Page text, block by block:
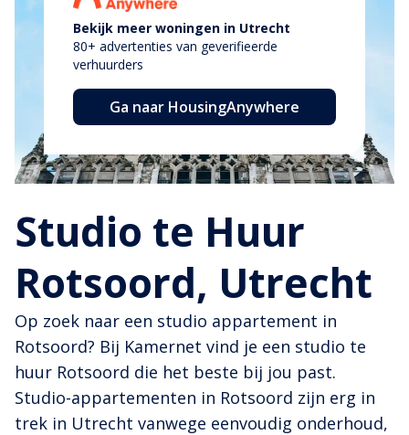
Bekijk meer woningen in Utrecht
80+ advertenties van geverifieerde
verhuurders
Ga naar HousingAnywhere
Studio te Huur
Rotsoord, Utrecht
Op zoek naar een studio appartement in
Rotsoord? Bij Kamernet vind je een studio te
huur Rotsoord die het beste bij jou past.
Studio-appartementen in Rotsoord zijn erg in
trek in Utrecht vanwege eenvoudig onderhoud,